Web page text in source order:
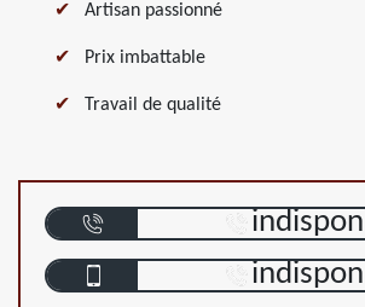
Artisan passionné
Prix imbattable
Travail de qualité